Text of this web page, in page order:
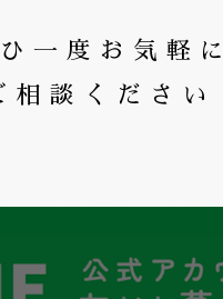
一度お気軽に
相談ください